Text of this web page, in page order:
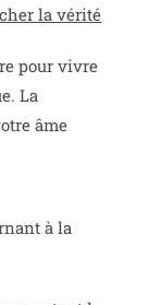
la vérité
pour vivre
La
âme
à la